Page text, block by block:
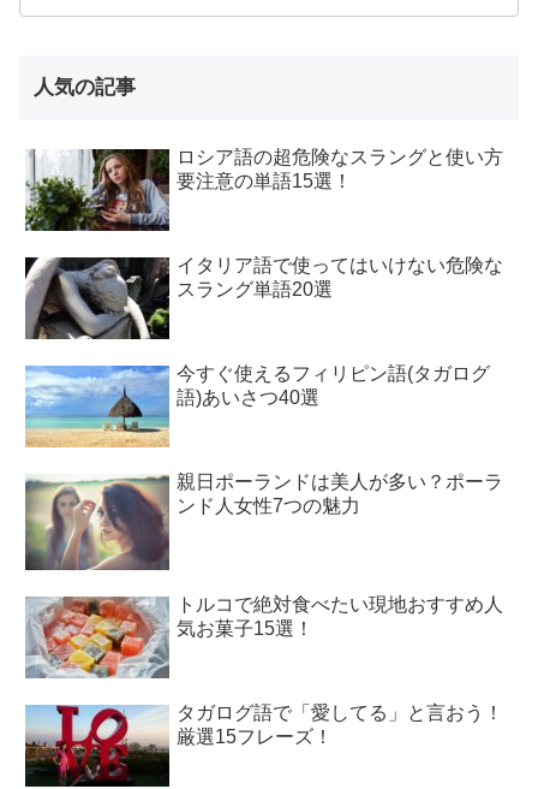
人気の記事
ロシア語の超危険なスラングと使い方
要注意の単語15選！
イタリア語で使ってはいけない危険な
スラング単語20選
今すぐ使えるフィリピン語(タガログ
語)あいさつ40選
親日ポーランドは美人が多い？ポーラ
ンド人女性7つの魅力
トルコで絶対食べたい現地おすすめ人
気お菓子15選！
タガログ語で「愛してる」と言おう！
厳選15フレーズ！